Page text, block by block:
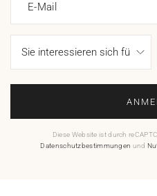
E-Mail
Diese Website ist durch
Datenschutzbestimmungen und